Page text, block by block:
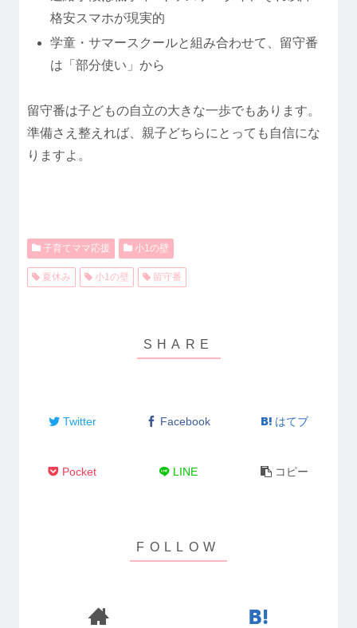
格安スマホが現実的
学童・サマースクールと組み合わせて、留守番
は「部分使い」から
留守番は子どもの自立の大きな一歩でもあります。
準備さえ整えれば、親子どちらにとっても自信にな
りますよ。
子育てママ応援 小1の壁
夏休み 小1の壁 留守番
Twitter Facebook はてブ
Pocket LINE コピー